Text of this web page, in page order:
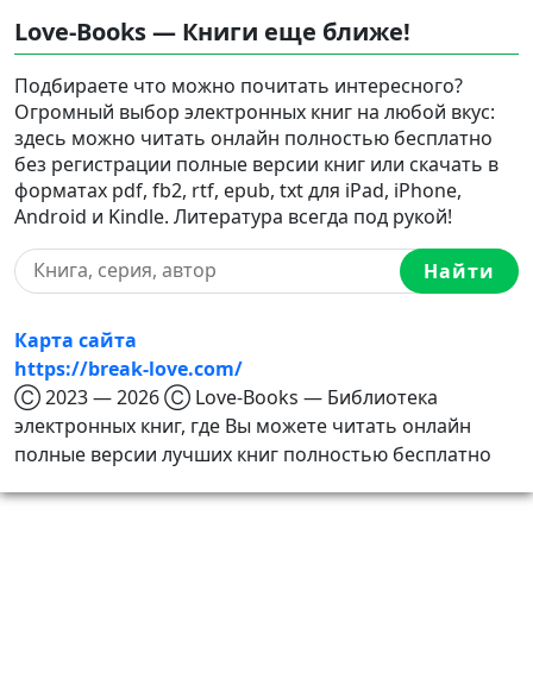
Love-Books — Книги еще ближе!
Подбираете что можно почитать интересного?
Огромный выбор электронных книг на любой вкус:
здесь можно читать онлайн полностью бесплатно
без регистрации полные версии книг или скачать в
форматах pdf, fb2, rtf, epub, txt для iPad, iPhone,
Android и Kindle. Литература всегда под рукой!
Найти
Карта сайта
https://break-love.com/
Ⓒ 2023 — 2026 Ⓒ Love-Books — Библиотека
электронных книг, где Вы можете читать онлайн
полные версии лучших книг полностью бесплатно